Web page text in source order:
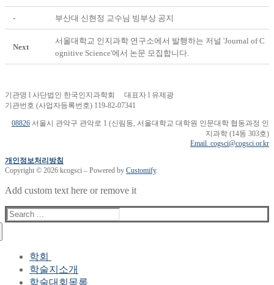
- 부산대 신현정 교수님 빙부상 공지
Next
서울대학교 인지과학 연구소에서 발행하는 저널 'Journal of C
ognitive Science'에서 논문 모집합니다.
기관명 l 사단법인 한국인지과학회 대표자 l 유제광
기관번호 (사업자등록번호) 119-82-07341
08826 서울시 관악구 관악로 1 (신림동, 서울대학교 대학원 인문대학 협동과정 인
지과학 (14동 303호)
Email. cogsci@cogsci.or.kr
개인정보처리방침
Copyright © 2026 kcogsci – Powered by Customify.
Add custom text here or remove it
Search
for:
학회
학회장 인사말
현 임원진
학술지소개
학술대회목록